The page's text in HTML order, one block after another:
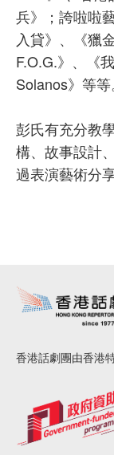
兵》；誇啦啦
入貸》、《獵
F.O.G.》、《
Solanos》等等
彭氏有充分教
構、故事設計
過表演藝術分
香港話劇團由香港